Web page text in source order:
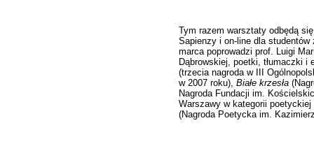
Tym razem warsztaty odbędą
Sapienzy i on-line dla
marca poprowadzi prof. Luigi
Dąbrowskiej, poetki, tłumaczki
(trzecia nagroda w III
w 2007 roku), Białe krzesła
Nagroda Fundacji im.
Warszawy w kategorii
(Nagroda Poetycka im.